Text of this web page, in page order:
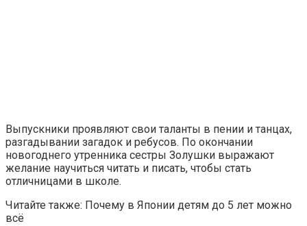
Выпускники проявляют свои таланты в пении и танцах,
разгадывании загадок и ребусов. По окончании
новогоднего утренника сестры Золушки выражают
желание научиться читать и писать, чтобы стать
отличницами в школе.
Читайте также: Почему в Японии детям до 5 лет можно
всё